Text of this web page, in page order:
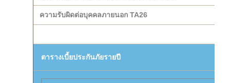
ความรับผิดต่อบุคคลภายนอก TA26
ตารางเบี้ยประกันภัยรายปี